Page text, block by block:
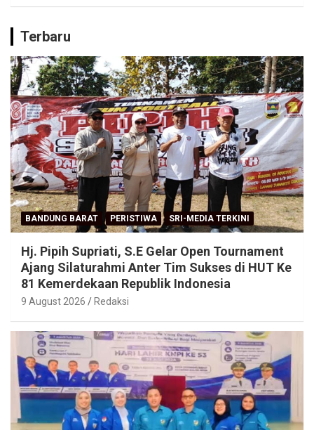
Terbaru
BANDUNG BARAT PERISTIWA SRI-MEDIA TERKINI
Hj. Pipih Supriati, S.E Gelar Open Tournament
Ajang Silaturahmi Anter Tim Sukses di HUT Ke
81 Kemerdekaan Republik Indonesia
9 August 2026 Redaksi